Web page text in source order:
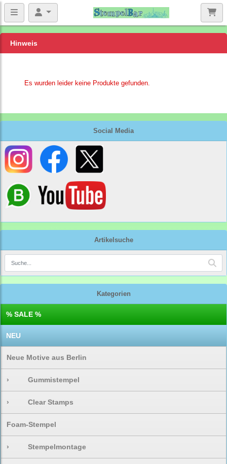
Social Media
Artikelsuche
Kategorien
% SALE %
NEU
Neue Motive aus Berlin
› Gummistempel
› Clear Stamps
Foam-Stempel
› Stempelmontage
Hinweis
Es wurden leider keine Produkte gefunden.